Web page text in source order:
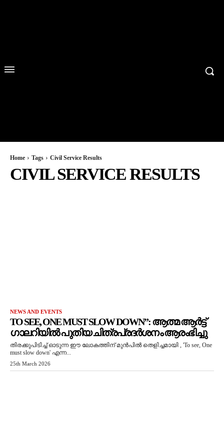
Home Tags Civil Service Results
CIVIL SERVICE RESULTS
NEWS AND EVENTS
TO SEE, ONE MUST SLOW DOWN”: ആത്മ ആർട്ട്
ഗാലറിയിൽ പുതിയ ചിത്രപ്രദർശനം ആരംഭിച്ചു
തിരക്കുപിടിച്ച് ഓടുന്ന ഈ ലോകത്തിന് മുൻപിൽ തെളിച്ചമായി , 'To see, One
must slow down' എന്ന...
25th March 2026